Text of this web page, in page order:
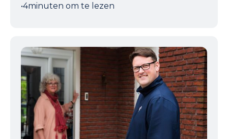
•4minuten om te lezen